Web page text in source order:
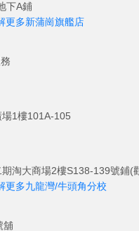
下A鋪
更多新蒲崗旗艦店
1樓101A-105
淘大商場2樓S138-139號鋪(
更多九龍灣/牛頭角分校
舖